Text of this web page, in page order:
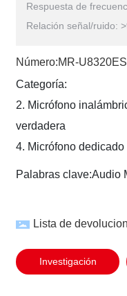
Respuesta de
Número:MR-U8320ES
Categoría:
2. Micrófono
verdadera
4. Micrófono dedicado
Palabras clave:Audio
Lista de
Investigación